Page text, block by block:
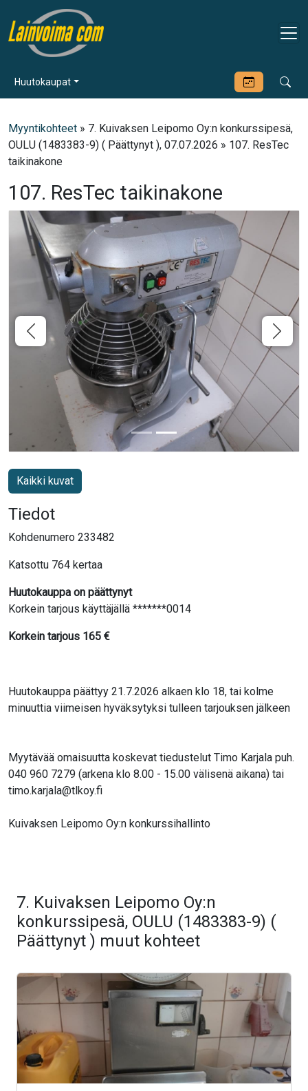
Huutokaupat
Myyntikohteet » 7. Kuivaksen Leipomo Oy:n konkurssipesä,
OULU (1483383-9) ( Päättynyt ), 07.07.2026 » 107. ResTec
taikinakone
107. ResTec taikinakone
Kaikki kuvat
Tiedot
Kohdenumero 233482
Katsottu 764 kertaa
Huutokauppa on päättynyt
Korkein tarjous käyttäjällä *******0014
Korkein tarjous 165 €
Huutokauppa päättyy 21.7.2026 alkaen klo 18, tai kolme
minuuttia viimeisen hyväksytyksi tulleen tarjouksen jälkeen
Myytävää omaisuutta koskevat tiedustelut Timo Karjala puh.
040 960 7279 (arkena klo 8.00 - 15.00 välisenä aikana) tai
timo.karjala@tlkoy.fi
Kuivaksen Leipomo Oy:n konkurssihallinto
7. Kuivaksen Leipomo Oy:n
konkurssipesä, OULU (1483383-9) (
Päättynyt ) muut kohteet